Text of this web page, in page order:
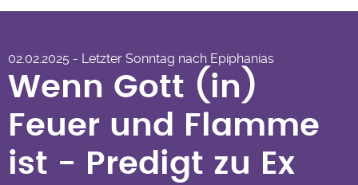
Wenn Gott (in) Feuer und
3,1-15 von Anne-Kathrin
Kruse
02.02.2025 - Letzter Sonntag nach Epiphanias
Wenn Gott (in)
Feuer und Flamme
ist - Predigt zu Ex